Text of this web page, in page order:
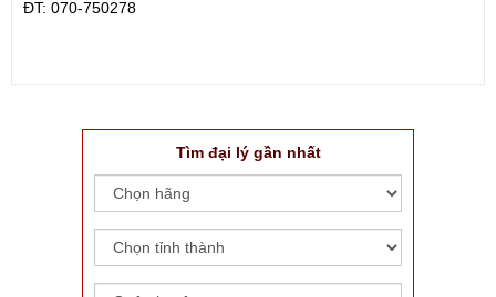
ÐT: 070-750278
Tìm đại lý gần nhất